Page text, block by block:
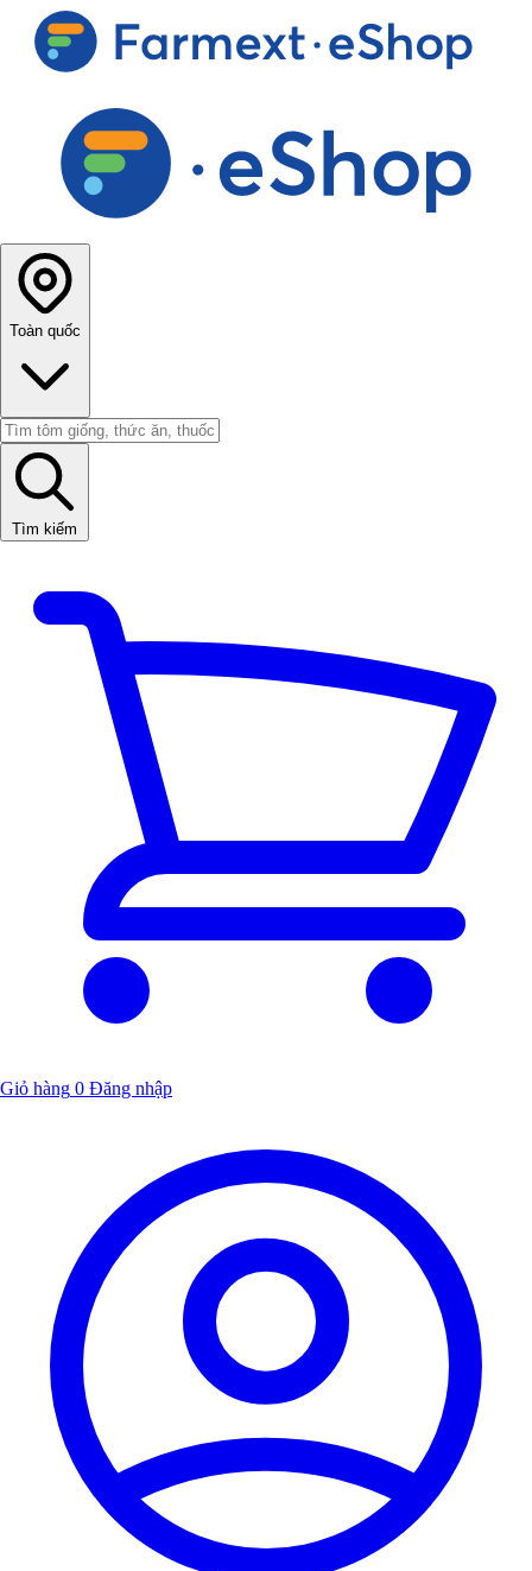
Toàn quốc
Tìm kiếm
Giỏ hàng 0 Đăng nhập